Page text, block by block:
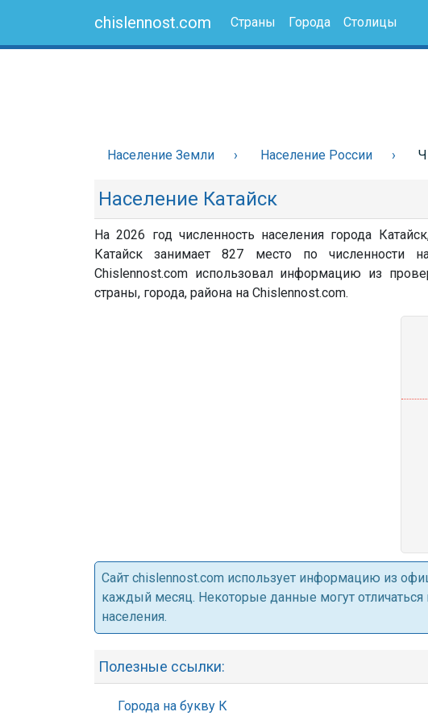
chislennost.com Страны Города Столицы
Население Земли Население России
Население Катайск
На 2026 год численность населения города
Катайск занимает 827 место по численности
Chislennost.com использовал информацию из
страны, города, района на Chislennost.com.
Cайт chislennost.com использует информацию из
каждый месяц. Некоторые данные могут отличаться
населения.
Полезные ссылки:
Города на букву К